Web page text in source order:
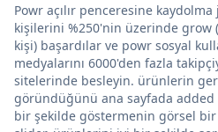
Powr açılır penceresine
kişilerini %250'nin üzerinde grow
kişi) başardılar ve powr sosyal
medyalarını 6000'den fazla
sitelerinde besleyin. ürünlerin
göründüğünü ana sayfada added
bir şekilde göstermenin görsel